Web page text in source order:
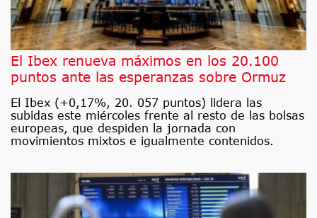
El Ibex renueva máximos en los 20.100
puntos ante las esperanzas sobre Ormuz
El Ibex (+0,17%, 20. 057 puntos) lidera las
subidas este miércoles frente al resto de las bolsas
europeas, que despiden la jornada con
movimientos mixtos e igualmente contenidos.